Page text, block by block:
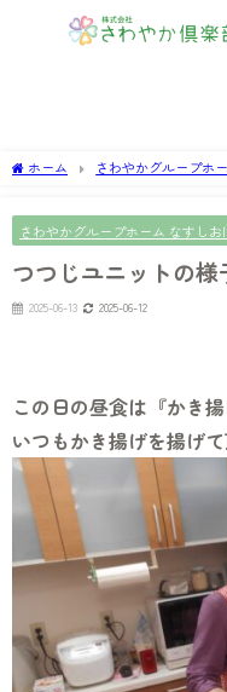
ホーム さわやかグループホ
さわやかグループホーム なすしお
つつじユニットの様
2025-06-13 2025-06-12
この日の昼食は『かき
いつもかき揚げを揚げ